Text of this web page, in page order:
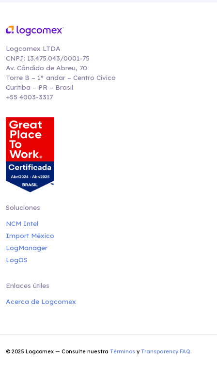
Logcomex LTDA
CNPJ: 13.475.043/0001-75
Av. Cândido de Abreu, 70
Torre B – 1° andar – Centro Cívico
Curitiba – PR – Brasil
+55 4003-3317
Soluciones
NCM Intel
Import México
LogManager
LogOS
Enlaces útiles
Acerca de Logcomex
© 2025 Logcomex — Consulte nuestra Términos y Transparency FAQ.